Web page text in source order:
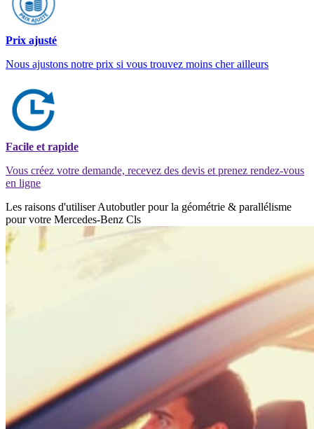
Prix ajusté
Nous ajustons notre prix si vous trouvez moins cher ailleurs
Facile et rapide
Vous créez votre demande, recevez des devis et prenez rendez-vous
en ligne
Les raisons d'utiliser Autobutler pour la géométrie & parallélisme
pour votre Mercedes-Benz Cls